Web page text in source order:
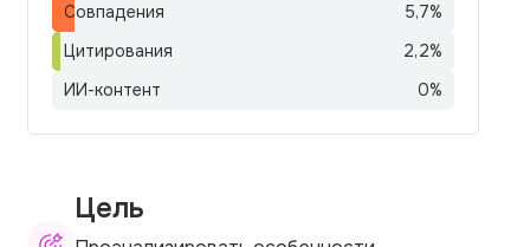
Совпадения
5,7%
Цитирования
2,2%
ИИ-контент
0%
Цель